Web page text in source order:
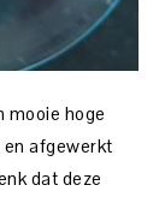
mooie hoge
afgewerkt
dat deze